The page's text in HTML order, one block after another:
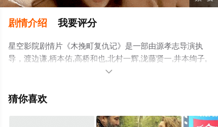
剧情介绍 我要评分
星空影院剧情片《木挽町复仇记》是一部由源孝志导演执
导，渡边谦,柄本佑,高桥和也,北村一辉,泷藤贤一,井本绚子,
石桥莲司,野村周平,濑户康史,泽口靖子,正名仆蔵,山口马木
机免费观看高清无删减完整版电影大全就上星空电影网，

猜你喜欢